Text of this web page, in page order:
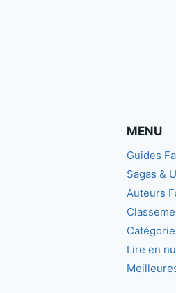
MENU
Guides
Sagas &
Auteurs
Lire en